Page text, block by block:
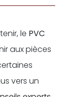
le PVC
aux pièces
vers un